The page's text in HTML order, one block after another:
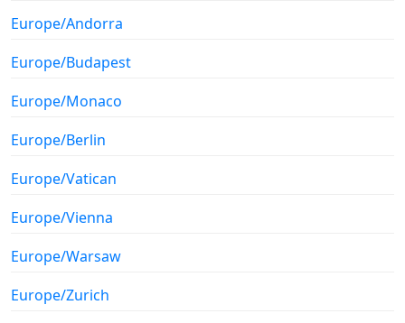
Europe/Andorra
Europe/Budapest
Europe/Monaco
Europe/Berlin
Europe/Vatican
Europe/Vienna
Europe/Warsaw
Europe/Zurich